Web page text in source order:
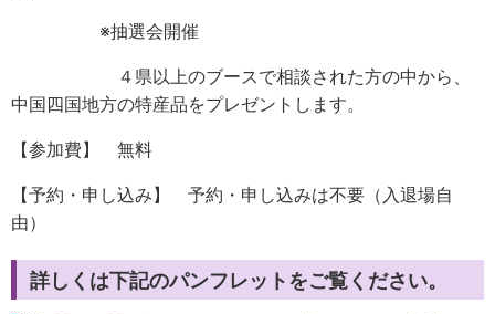
※抽選会開催
４県以上のブースで相談された方の中から、
中国四国地方の特産品をプレゼントします。
【参加費】 無料
【予約・申し込み】 予約・申し込みは不要（入退場自
由）
詳しくは下記のパンフレットをご覧ください。